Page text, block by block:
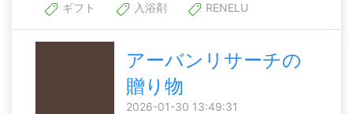
ギフト 入浴剤 RENELU
アーバンリサーチの
贈り物
2026-01-30 13:49:31